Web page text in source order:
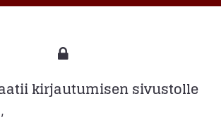
kirjautumisen sivustolle